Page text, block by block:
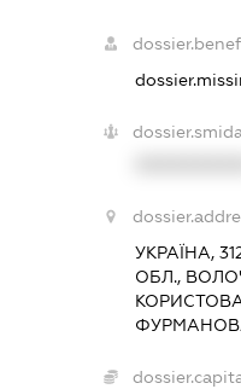
УКРАЇНА,
ОБЛ.,